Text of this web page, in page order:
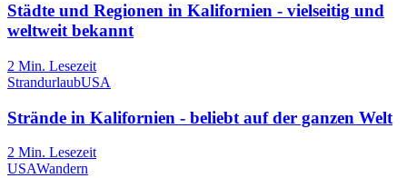
Städte und Regionen in Kalifornien - vielseitig und
weltweit bekannt
2 Min. Lesezeit
StrandurlaubUSA
Strände in Kalifornien - beliebt auf der ganzen Welt
2 Min. Lesezeit
USAWandern